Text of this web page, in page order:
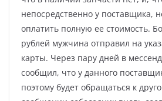
непосредственно у поставщика,
оплатить полную ее стоимость.
рублей мужчина отправил на
карты. Через пару дней в
сообщил, что у данного
поэтому будет обращаться к